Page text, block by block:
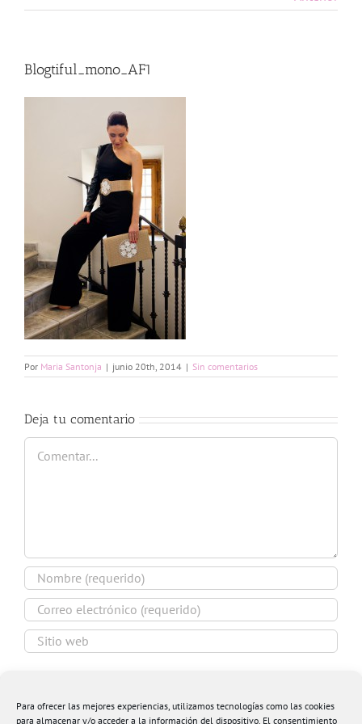
Para ofrecer las mejores experiencias, utilizamos tecnologías como las cookies
para almacenar y/o acceder a la información del dispositivo. El consentimiento
Blogtiful_mono_AF1
Por Maria Santonja | junio 20th, 2014 | Sin comentarios
Deja tu comentario
Comentar
navegador para la próxima vez que comente.